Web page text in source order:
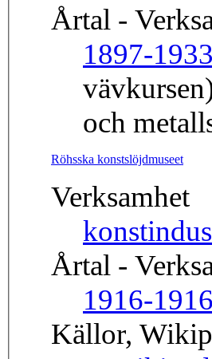
Årtal -
1897-1933
och
Röhsska konstslöjdmuseet
Verksamhet
Årtal -
1916-
Källor,